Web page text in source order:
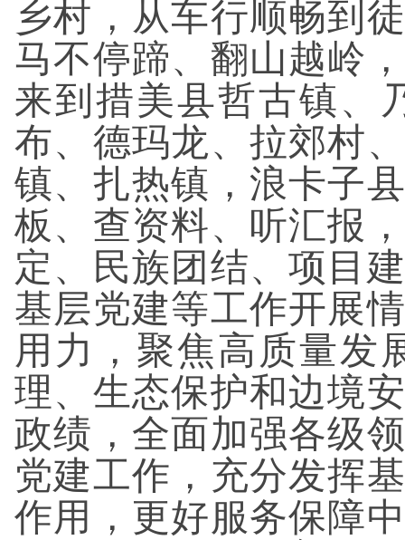
乡村，从车行顺畅到
马不停蹄、翻山越岭
来到措美县哲古镇、
布、德玛龙、拉郊村
镇、扎热镇，浪卡子
板、查资料、听汇报
定、民族团结、项目
基层党建等工作开展
用力，聚焦高质量发
理、生态保护和边境
政绩，全面加强各级
党建工作，充分发挥
作用，更好服务保障